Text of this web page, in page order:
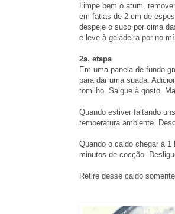
Limpe bem o atum,
em fatias de 2 cm de
despeje o suco por cima
e leve à geladeira por no
2a. etapa
Em uma panela de fundo
para dar uma suada.
tomilho. Salgue à gosto.
Quando estiver faltando
temperatura ambiente.
Quando o caldo chegar à
minutos de cocção.
Retire desse caldo